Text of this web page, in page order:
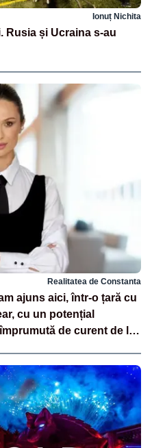
Ionuț Nichita
Rusia și Ucraina s-au
Realitatea de Constanta
ajuns aici, într-o țară cu
cu un potențial
de curent de la